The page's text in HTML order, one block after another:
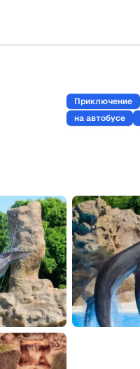
Приключение
на автобусе